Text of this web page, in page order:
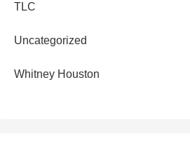
TLC
Uncategorized
Whitney Houston